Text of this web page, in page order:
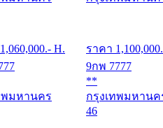
1,060,000.- H. ราคา 1,100,000
พมหานคร
9กพ 7777
**
กรุงเทพมหานค
46